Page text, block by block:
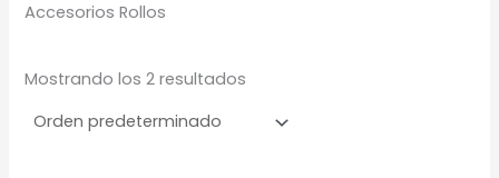
Accesorios Rollos
Mostrando los 2 resultados